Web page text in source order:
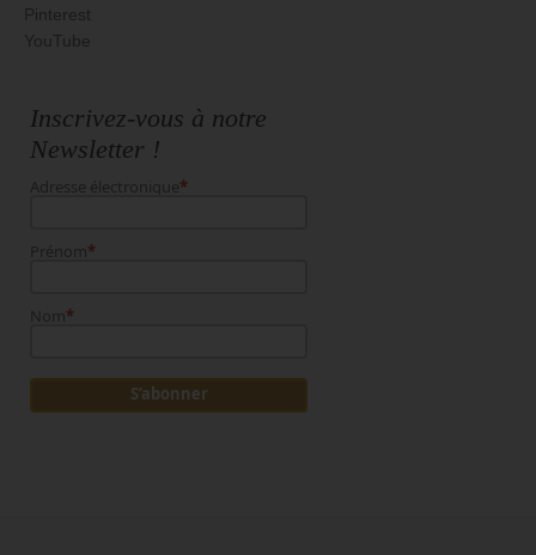
Pinterest
YouTube
Inscrivez-vous à notre
Newsletter !
Adresse électronique *
Prénom*
Nom*
S’abonner